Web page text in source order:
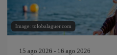
Image: tolobalaguer.com
15 ago 2026 - 16 ago 2026